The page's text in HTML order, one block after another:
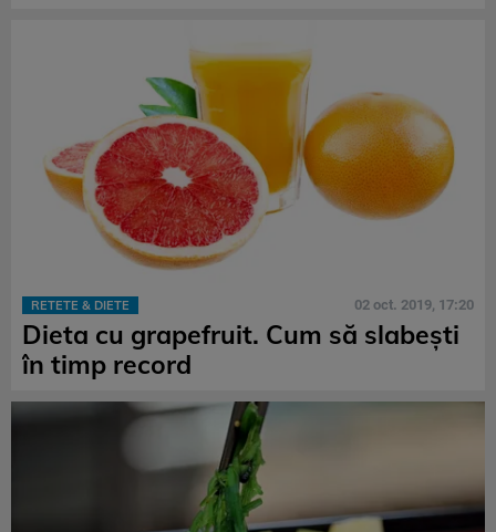
RETETE & DIETE 02 oct. 2019, 17:20
Dieta cu grapefruit. Cum să slabești
în timp record